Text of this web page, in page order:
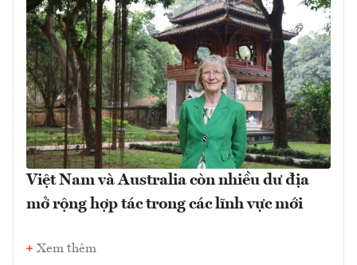
Việt Nam và Australia còn nhiều dư địa
mở rộng hợp tác trong các lĩnh vực mới
Xem thêm